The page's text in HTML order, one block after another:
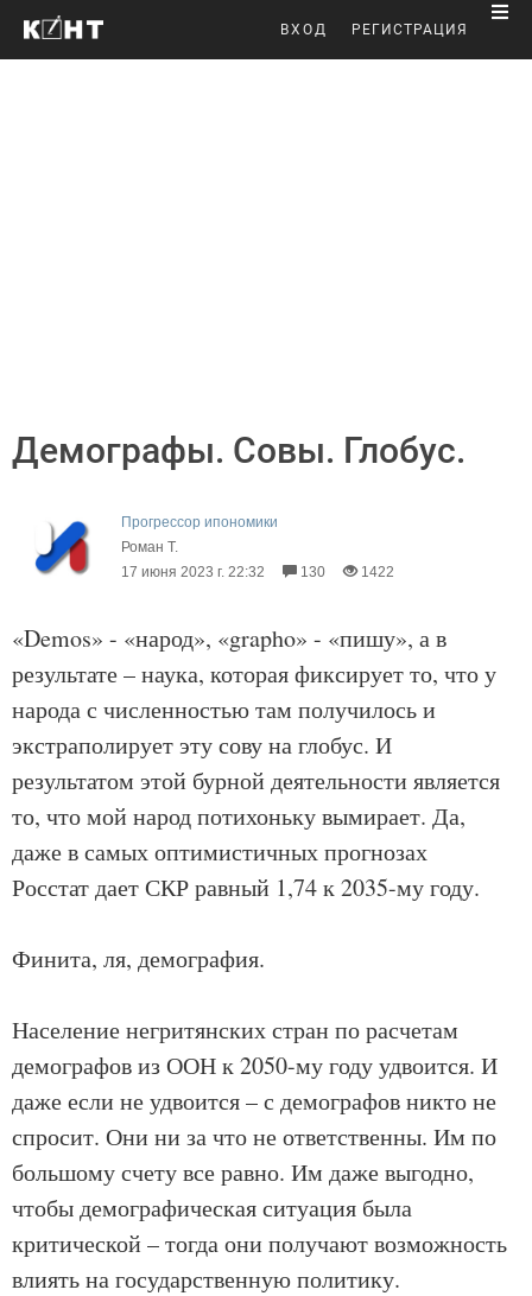
ВХОД РЕГИСТРАЦИЯ
Демографы. Совы. Глобус.
Прогрессор ипономики
Роман Т.
17 июня 2023 г. 22:32
130 1422
«Demos» - «народ», «grapho» - «пишу», а в
результате – наука, которая фиксирует то, что у
народа с численностью там получилось и
экстраполирует эту сову на глобус. И
результатом этой бурной деятельности является
то, что мой народ потихоньку вымирает. Да,
даже в самых оптимистичных прогнозах
Росстат дает СКР равный 1,74 к 2035-му году.
Финита, ля, демография.
Население негритянских стран по расчетам
демографов из ООН к 2050-му году удвоится. И
даже если не удвоится – с демографов никто не
спросит. Они ни за что не ответственны. Им по
большому счету все равно. Им даже выгодно,
чтобы демографическая ситуация была
критической – тогда они получают возможность
влиять на государственную политику.